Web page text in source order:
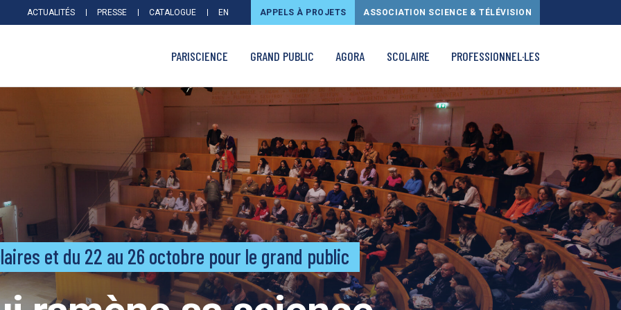
ACTUALITÉS PRESSE CATALOGUE EN APPELS À PROJETS ASSOCIATION SCIENCE & TÉLÉVISION
PARISCIENCE GRAND PUBLIC AGORA SCOLAIRE PROFESSIONNEL·LES
et du 22 au 26 octobre pour le grand public